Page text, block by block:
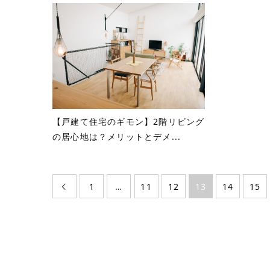
【戸建て住宅のギモン】2階リビング
の居心地は？メリットとデメ...
 1 … 11 12 13 14 15